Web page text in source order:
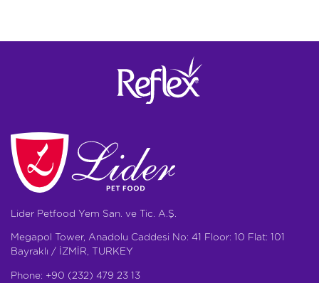
Lider Petfood Yem San. ve Tic. A.Ş.
Megapol Tower, Anadolu Caddesi No: 41 Floor: 10 Flat: 101
Bayraklı / İZMİR, TURKEY
Phone: +90 (232) 479 23 13